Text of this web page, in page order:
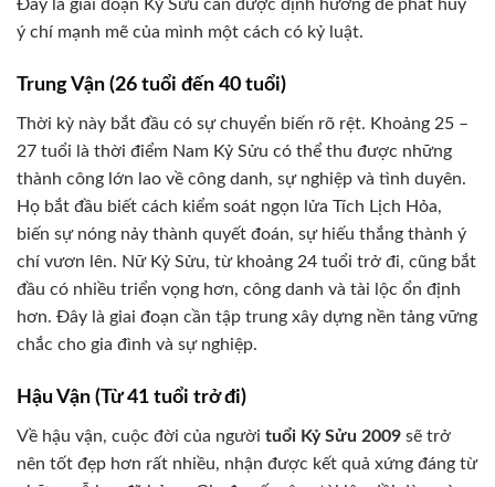
Đây là giai đoạn Kỷ Sửu cần được định hướng để phát huy
ý chí mạnh mẽ của mình một cách có kỷ luật.
Trung Vận (26 tuổi đến 40 tuổi)
Thời kỳ này bắt đầu có sự chuyển biến rõ rệt. Khoảng 25 –
27 tuổi là thời điểm Nam Kỷ Sửu có thể thu được những
thành công lớn lao về công danh, sự nghiệp và tình duyên.
Họ bắt đầu biết cách kiểm soát ngọn lửa Tích Lịch Hỏa,
biến sự nóng nảy thành quyết đoán, sự hiếu thắng thành ý
chí vươn lên. Nữ Kỷ Sửu, từ khoảng 24 tuổi trở đi, cũng bắt
đầu có nhiều triển vọng hơn, công danh và tài lộc ổn định
hơn. Đây là giai đoạn cần tập trung xây dựng nền tảng vững
chắc cho gia đình và sự nghiệp.
Hậu Vận (Từ 41 tuổi trở đi)
Về hậu vận, cuộc đời của người tuổi Kỷ Sửu 2009 sẽ trở
nên tốt đẹp hơn rất nhiều, nhận được kết quả xứng đáng từ